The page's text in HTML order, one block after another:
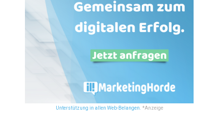
Unterstützung in allen Web-Belangen. *Anzeige